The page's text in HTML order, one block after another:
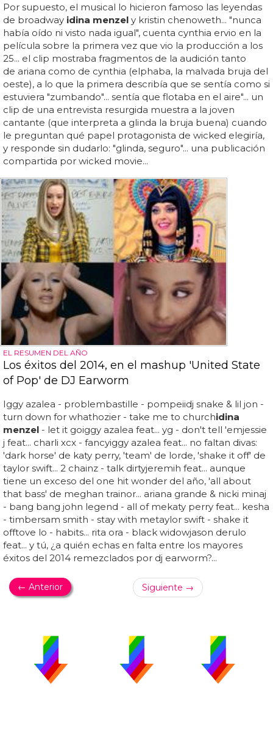
Por supuesto, el musical lo hicieron famoso las leyendas
de broadway idina menzel y kristin chenoweth... "nunca
había oído ni visto nada igual", cuenta cynthia ervio en la
película sobre la primera vez que vio la producción a los
25... el clip mostraba fragmentos de la audición tanto
de ariana como de cynthia (elphaba, la malvada bruja del
oeste), a lo que la primera describía que se sentía como si
estuviera "zumbando"... sentía que flotaba en el aire"... un
clip de una entrevista resurgida muestra a la joven
cantante (que interpreta a glinda la bruja buena) cuando
le preguntan qué papel protagonista de wicked elegiría,
y responde sin dudarlo: "glinda, seguro"... una publicación
compartida por wicked movie...
EL RESUMEN DEL AÑO
Los éxitos del 2014, en el mashup 'United State
of Pop' de DJ Earworm
Iggy azalea - problembastille - pompeiidj snake & lil jon -
turn down for whathozier - take me to churchidina
menzel - let it goiggy azalea feat... yg - don't tell 'emjessie
j feat... charli xcx - fancyiggy azalea feat... no faltan divas:
'dark horse' de katy perry, 'team' de lorde, 'shake it off' de
taylor swift... 2 chainz - talk dirtyjeremih feat... aunque
tiene un exceso del one hit wonder del año, 'all about
that bass' de meghan trainor... ariana grande & nicki minaj
- bang bang john legend - all of mekaty perry feat... kesha
- timbersam smith - stay with metaylor swift - shake it
offtove lo - habits... rita ora - black widowjason derulo
feat... y tú, ¿a quién echas en falta entre los mayores
éxitos del 2014 remezclados por dj earworm?...
← Anterior Siguiente →